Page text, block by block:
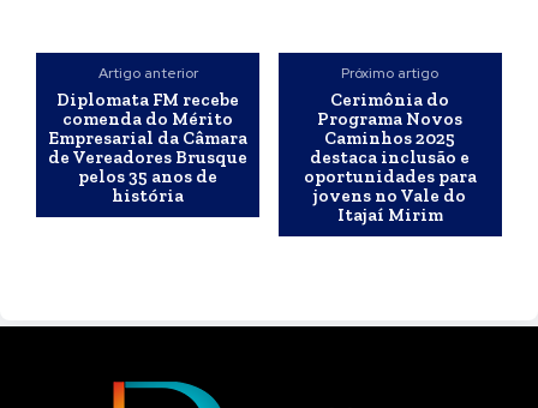
Artigo anterior
Diplomata FM recebe
comenda do Mérito
Empresarial da Câmara
de Vereadores Brusque
pelos 35 anos de
história
Próximo artigo
Cerimônia do
Programa Novos
Caminhos 2025
destaca inclusão e
oportunidades para
jovens no Vale do
Itajaí Mirim